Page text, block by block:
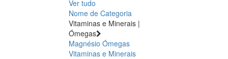
Ver tudo
Nome de Categoria
Vitaminas e Minerais |
Ómegas
Magnésio Ómegas
Vitaminas e Minerais